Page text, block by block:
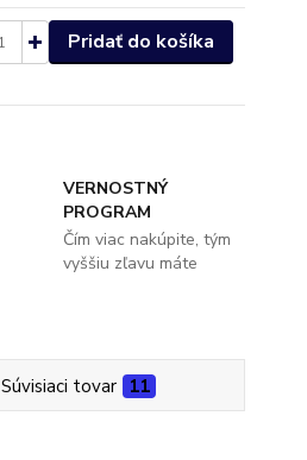
Pridať do košíka
VERNOSTNÝ
PROGRAM
Čím viac nakúpite, tým
vyššiu zľavu máte
Súvisiaci tovar 11